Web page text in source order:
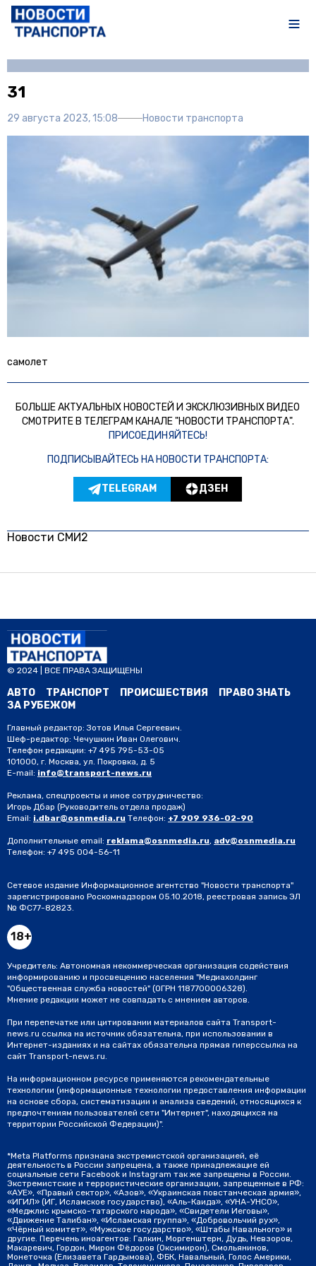
31
29 августа 2023, 15:08 Новости транспорта
самолет
БОЛЬШЕ АКТУАЛЬНЫХ НОВОСТЕЙ И ЭКСКЛЮЗИВНЫХ ВИДЕО
СМОТРИТЕ В ТЕЛЕГРАМ КАНАЛЕ "НОВОСТИ ТРАНСПОРТА".
ПРИСОЕДИНЯЙТЕСЬ!
ПОДПИСЫВАЙТЕСЬ НА НОВОСТИ ТРАНСПОРТА:
TELEGRAM ДЗЕН
Новости СМИ2
© 2024 | ВСЕ ПРАВА ЗАЩИЩЕНЫ
АВТО ТРАНСПОРТ ПРОИСШЕСТВИЯ
ПРАВО ЗНАТЬ
ЗА РУБЕЖОМ
Главный редактор: Зотов Илья Сергеевич.
Шеф-редактор: Чечушкин Иван Олегович.
Телефон редакции: +7 495 795-53-05
101000, г. Москва, ул. Покровка, д. 5
E-mail: info@transport-news.ru
Реклама, спецпроекты и иное сотрудничество:
Игорь Дбар (Руководитель отдела продаж)
Email: i.dbar@osnmedia.ru Телефон: +7 909 936-02-90
Дополнительные email: reklama@osnmedia.ru, adv@osnmedia.ru
Телефон: +7 495 004-56-11
Сетевое издание Информационное агентство "Новости транспорта"
зарегистрировано Роскомнадзором 05.10.2018, реестровая запись ЭЛ
№ ФС77-82823.
18+
Учредитель: Автономная некоммерческая организация содействия
информированию и просвещению населения "Медиахолдинг
"Общественная служба новостей" (ОГРН 1187700006328).
Мнение редакции может не совпадать с мнением авторов.
При перепечатке или цитировании материалов сайта Transport-
news.ru ссылка на источник обязательна, при использовании в
Интернет-изданиях и на сайтах обязательна прямая гиперссылка на
сайт Transport-news.ru.
На информационном ресурсе применяются рекомендательные
технологии (информационные технологии предоставления информации
на основе сбора, систематизации и анализа сведений, относящихся к
предпочтениям пользователей сети "Интернет", находящихся на
территории Российской Федерации)".
*Meta Platforms признана экстремистской организацией, её
деятельность в России запрещена, а также принадлежащие ей
социальные сети Facebook и Instagram так же запрещены в России.
Экстремистские и террористические организации, запрещенные в РФ:
«АУЕ», «Правый сектор», «Азов», «Украинская повстанческая армия»,
«ИГИЛ» (ИГ, Исламское государство), «Аль-Каида», «УНА-УНСО»,
«Меджлис крымско-татарского народа», «Свидетели Иеговы»,
«Движение Талибан», «Исламская группа», «Добровольчий рух»,
«Чёрный комитет», «Мужское государство», «Штабы Навального» и
другие. Перечень иноагентов: Галкин, Моргенштерн, Дудь, Невзоров,
Макаревич, Гордон, Мирон Фёдоров (Оксимирон), Смольянинов,
Монеточка (Елизавета Гардымова), ФБК, Навальный, Голос Америки,